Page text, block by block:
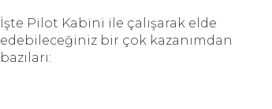
İşte Pilot Kabini ile çalışarak elde
edebileceğiniz bir çok kazanımdan
bazıları: